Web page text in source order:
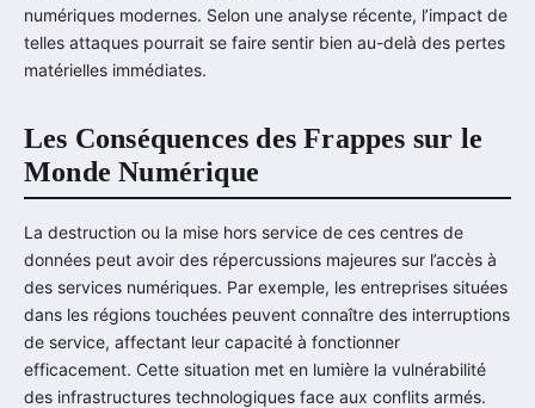
numériques modernes. Selon une analyse récente, l’impact de
telles attaques pourrait se faire sentir bien au-delà des pertes
matérielles immédiates.
Les Conséquences des Frappes sur le
Monde Numérique
La destruction ou la mise hors service de ces centres de
données peut avoir des répercussions majeures sur l’accès à
des services numériques. Par exemple, les entreprises situées
dans les régions touchées peuvent connaître des interruptions
de service, affectant leur capacité à fonctionner
efficacement. Cette situation met en lumière la vulnérabilité
des infrastructures technologiques face aux conflits armés.